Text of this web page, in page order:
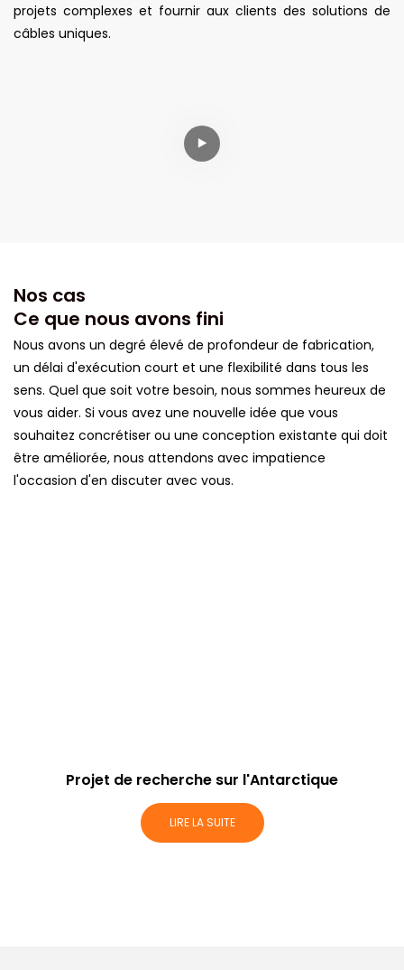
projets complexes et fournir aux clients des solutions de
câbles uniques.
Nos cas
Ce que nous avons fini
Nous avons un degré élevé de profondeur de fabrication,
un délai d'exécution court et une flexibilité dans tous les
sens. Quel que soit votre besoin, nous sommes heureux de
vous aider. Si vous avez une nouvelle idée que vous
souhaitez concrétiser ou une conception existante qui doit
être améliorée, nous attendons avec impatience
l'occasion d'en discuter avec vous.
Projet de recherche sur l'Antarctique
LIRE LA SUITE